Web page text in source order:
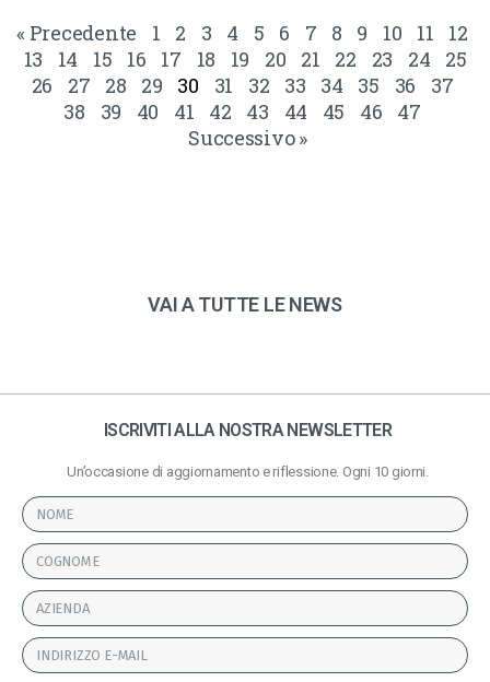
« Precedente 1 2 3 4 5 6 7 8 9 10 11
12
13
14 15 16 17 18 19 20 21 22 23 24
25
26
27 28 29 30 31 32 33 34 35 36
37
38
39 40 41 42 43 44 45 46
47
Successivo »
VAI A TUTTE LE NEWS
ISCRIVITI ALLA NOSTRA NEWSLETTER
Un’occasione di aggiornamento e riflessione. Ogni 10 giorni.